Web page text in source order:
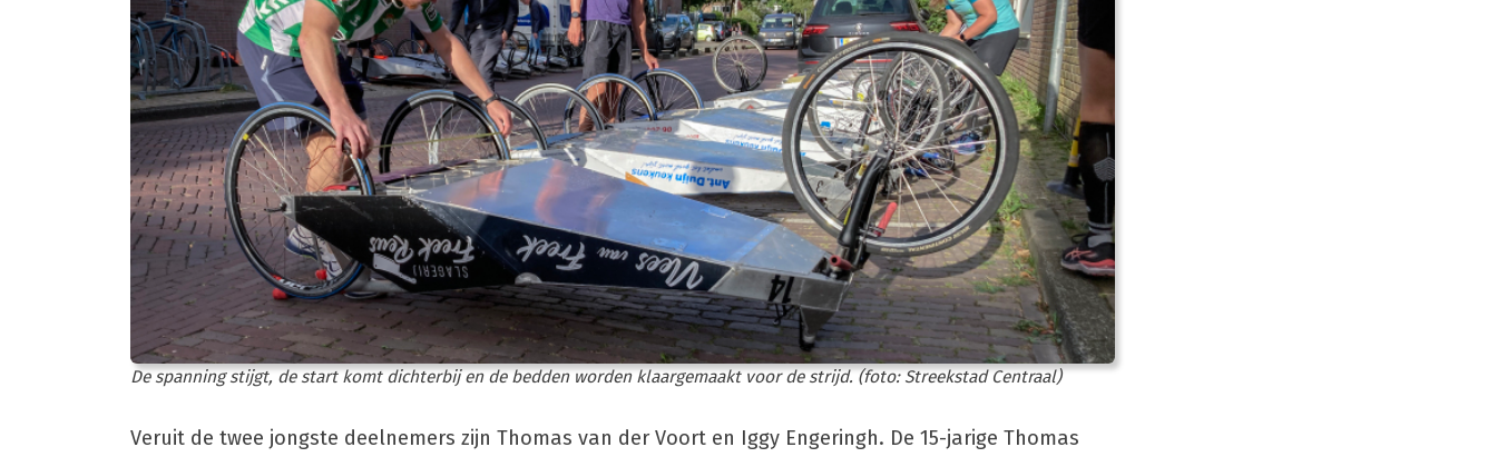
De spanning stijgt, de start komt dichterbij en de bedden worden klaargemaakt voor de strijd. (foto: Streekstad Centraal)
Veruit de twee jongste deelnemers zijn Thomas van der Voort en Iggy Engeringh. De 15-jarige Thomas